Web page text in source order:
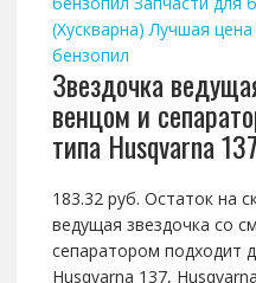
(Хускварна) Лучшая цена
бензопил
Звездочка
венцом и
типа Husqvarna
183.32 руб. Остаток на
ведущая звездочка со
сепаратором подходит
Husqvarna 137,